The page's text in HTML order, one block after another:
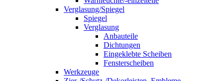
Verglasung/Spiegel
Spiegel
Verglasung
Anbauteile
Dichtungen
Eingeklebte Scheiben
Fensterscheiben
Werkzeuge